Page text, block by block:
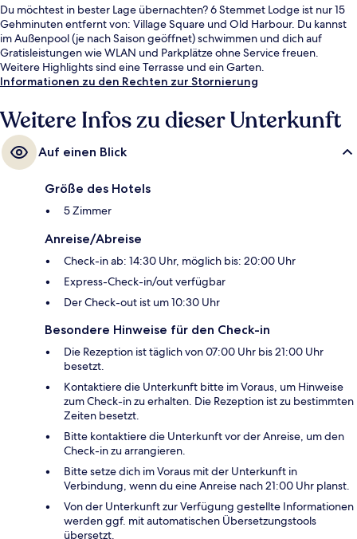
Du möchtest in bester Lage übernachten? 6 Stemmet Lodge ist nur 15
Gehminuten entfernt von: Village Square und Old Harbour. Du kannst
im Außenpool (je nach Saison geöffnet) schwimmen und dich auf
Gratisleistungen wie WLAN und Parkplätze ohne Service freuen.
Weitere Highlights sind eine Terrasse und ein Garten.
Informationen zu den Rechten zur Stornierung
Weitere Infos zu dieser Unterkunft
Auf einen Blick
Größe des Hotels
5 Zimmer
Anreise/Abreise
Check-in ab: 14:30 Uhr, möglich bis: 20:00 Uhr
Express-Check-in/out verfügbar
Der Check-out ist um 10:30 Uhr
Besondere Hinweise für den Check-in
Die Rezeption ist täglich von 07:00 Uhr bis 21:00 Uhr
besetzt.
Kontaktiere die Unterkunft bitte im Voraus, um Hinweise
zum Check-in zu erhalten. Die Rezeption ist zu bestimmten
Zeiten besetzt.
Bitte kontaktiere die Unterkunft vor der Anreise, um den
Check-in zu arrangieren.
Bitte setze dich im Voraus mit der Unterkunft in
Verbindung, wenn du eine Anreise nach 21:00 Uhr planst.
Von der Unterkunft zur Verfügung gestellte Informationen
werden ggf. mit automatischen Übersetzungstools
übersetzt.